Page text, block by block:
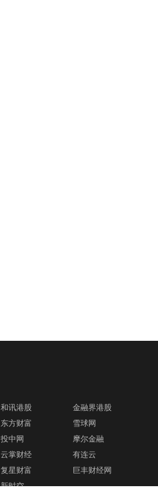
和讯港股
金融界港股
东方财富
雪球网
投中网
摩尔金融
云掌财经
有连云
复星财富
巨丰财经网
新时空